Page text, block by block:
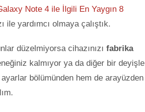
Note 4 ile İlgili En Yaygın 8
ile yardımcı olmaya çalıştık.
düzelmiyorsa cihazınızı fabrika
kalmıyor ya da diğer bir deyişle
bölümünden hem de arayüzden